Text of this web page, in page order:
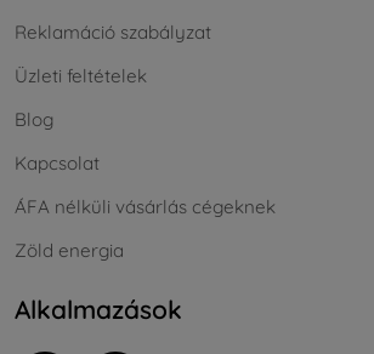
Reklamáció szabályzat
Üzleti feltételek
Blog
Kapcsolat
ÁFA nélküli vásárlás cégeknek
Zöld energia
Alkalmazások